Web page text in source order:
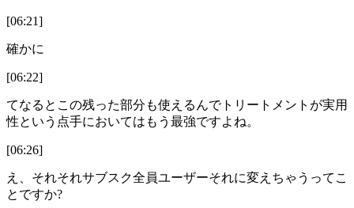
[06:21]
確かに
[06:22]
てなるとこの残った部分も使えるんでトリートメントが実用
性という点手においてはもう最強ですよね。
[06:26]
え、それそれサブスク全員ユーザーそれに変えちゃうってこ
とですか?